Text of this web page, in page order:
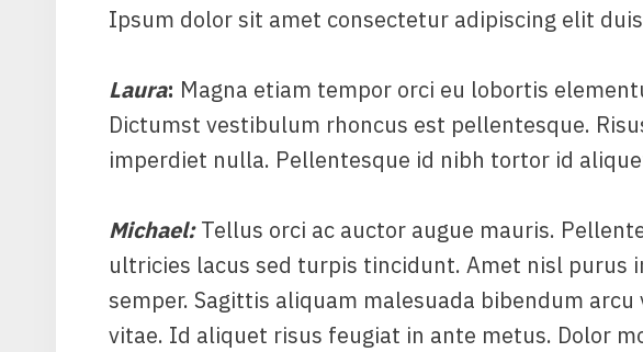
Ipsum dolor sit amet consectetur adipiscing elit
Laura: Magna etiam tempor orci eu lobortis
Dictumst vestibulum rhoncus est pellentesque.
imperdiet nulla. Pellentesque id nibh tortor id
Michael:Tellus orci ac auctor augue mauris.
ultricies lacus sed turpis tincidunt. Amet nisl purus
semper. Sagittis aliquam malesuada bibendum
vitae. Id aliquet risus feugiat in ante metus. Dolor